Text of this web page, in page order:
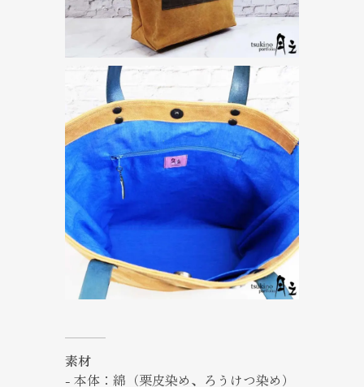
素材
- 本体：綿（栗皮染め、ろうけつ染め）